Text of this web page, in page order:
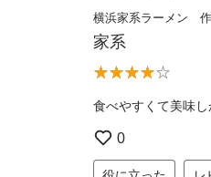
横浜家系ラーメン
家系
食べやすくて美味
0